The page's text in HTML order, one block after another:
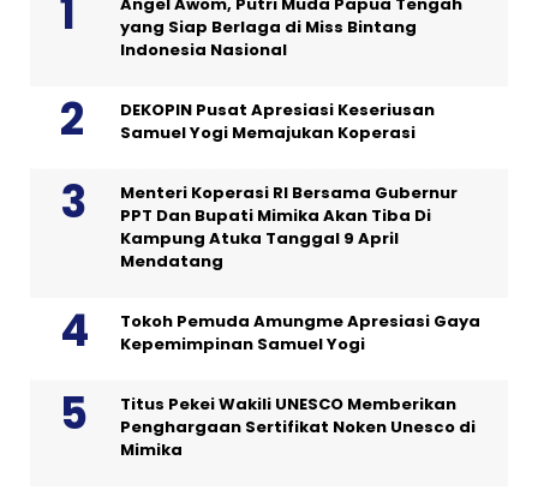
yang Siap Berlaga di Miss Bintang
Indonesia Nasional
DEKOPIN Pusat Apresiasi Keseriusan
Samuel Yogi Memajukan Koperasi
Menteri Koperasi RI Bersama Gubernur
PPT Dan Bupati Mimika Akan Tiba Di
Kampung Atuka Tanggal 9 April
Mendatang
Tokoh Pemuda Amungme Apresiasi Gaya
Kepemimpinan Samuel Yogi
Titus Pekei Wakili UNESCO Memberikan
Penghargaan Sertifikat Noken Unesco di
Mimika